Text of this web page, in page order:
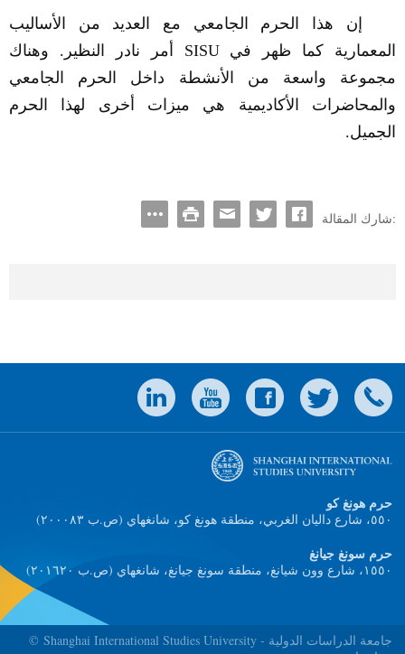
إن هذا الحرم الجامعي مع العديد من الأساليب
المعمارية كما ظهر فيSISU
أمر نادر النظير. وهناك
مجموعة واسعة من الأنشطة داخل الحرم الجامعي
والمحاضرات الأكاديمية هي ميزات أخرى لهذا الحرم
الجميل.
شارك المقالة:
حرم هونغ كو
(٥٥٠، شارع داليان الغربي، منطقة هونغ كو، شانغهاي (ص.ب ٢۰۰۰۸٣
حرم سونغ جيانغ
(١٥٥٠، شارع وون شيانغ، منطقة سونغ جيانغ، شانغهاي (ص.ب ٢۰١٦٢۰
© Shanghai International Studies University - جامعة الدراسات الدولية